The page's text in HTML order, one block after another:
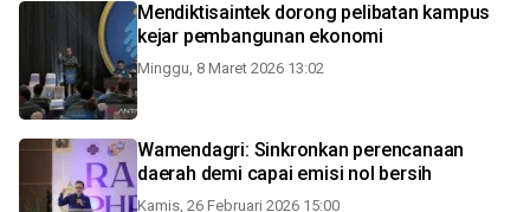
Mendiktisaintek dorong pelibatan kampus
kejar pembangunan ekonomi
Minggu, 8 Maret 2026 13:02
Wamendagri: Sinkronkan perencanaan
daerah demi capai emisi nol bersih
Kamis, 26 Februari 2026 15:00